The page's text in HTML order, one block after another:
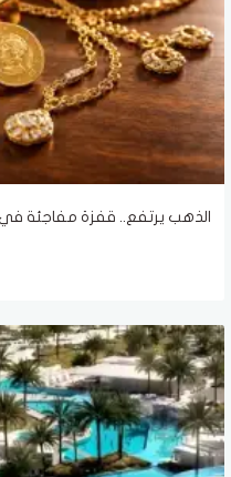
الذهب يرتفع.. قفزة مفاجئة في